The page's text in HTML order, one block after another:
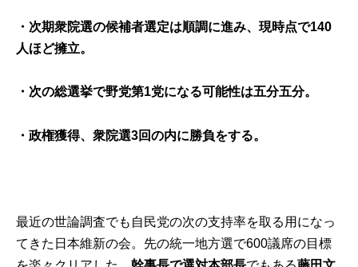
・次期衆院選の候補者選定は順調に進み、現時点で140
人ほど擁立。
・次の総選挙で野党第1党になる可能性は五分五分。
・政権獲得、衆院選3回の内に勝負をする。
最近の世論調査でも自民党の次の支持率を取る用になっ
てきた日本維新の会。先の統一地方選で600議席の目標